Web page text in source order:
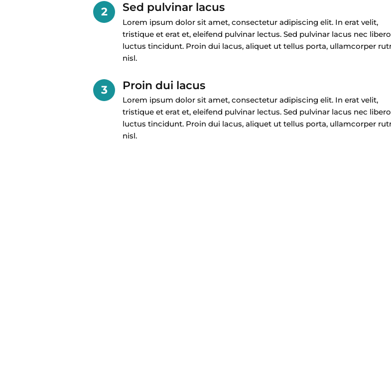
2 Sed pulvinar lacus
Lorem ipsum dolor sit amet, consectetur adipiscing elit. In erat velit,
tristique et erat et, eleifend pulvinar lectus. Sed pulvinar lacus nec libero
luctus tincidunt. Proin dui lacus, aliquet ut tellus porta, ullamcorper
nisl.
3 Proin dui lacus
Lorem ipsum dolor sit amet, consectetur adipiscing elit. In erat velit,
tristique et erat et, eleifend pulvinar lectus. Sed pulvinar lacus nec libero
luctus tincidunt. Proin dui lacus, aliquet ut tellus porta, ullamcorper
nisl.